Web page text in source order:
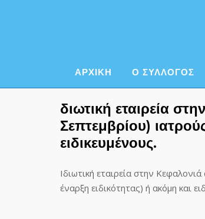
ΑΡΧΙΚΗ Ο ΣΥΛΛΟΓΟΣ
διωτική εταιρεία
Σεπτεμβρίου)
ειδικευμένους.
Ιδιωτική εταιρεία στην
έναρξη ειδικότητας) ή ακόμη και